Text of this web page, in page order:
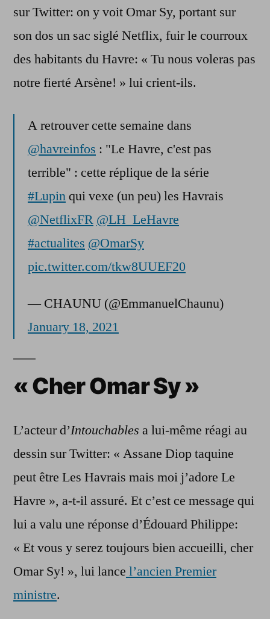
sur Twitter: on y voit Omar Sy, portant sur
son dos un sac siglé Netflix, fuir le courroux
des habitants du Havre: « Tu nous voleras pas
notre fierté Arsène! » lui crient-ils.
A retrouver cette semaine dans
@havreinfos : "Le Havre, c'est pas
terrible" : cette réplique de la série
#Lupinqui vexe (un peu) les Havrais
@NetflixFR @LH_LeHavre
#actualites @OmarSy
pic.twitter.com/tkw8UUEF20
— CHAUNU (@EmmanuelChaunu)
January 18, 2021
« Cher Omar Sy »
L’acteur d’Intouchables a lui-même réagi au
dessin sur Twitter: « Assane Diop taquine
peut être Les Havrais mais moi j’adore Le
Havre », a-t-il assuré. Et c’est ce message qui
lui a valu une réponse d’Édouard Philippe:
« Et vous y serez toujours bien accueilli, cher
Omar Sy! », lui lance l’ancien Premier
ministre.